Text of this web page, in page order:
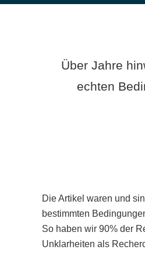
Über Jahre
echten
Die Artikel waren und
bestimmten
So haben wir 90% der
Unklarheiten als